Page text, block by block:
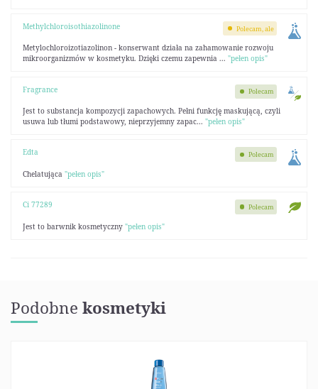
Methylchloroisothiazolinone
Metylochloroizotiazolinon - konserwant działa na zahamowanie rozwoju
mikroorganizmów w kosmetyku. Dzięki czemu zapewnia ... "pełen opis"
Polecam, ale
Fragrance
Jest to substancja kompozycji zapachowych. Pełni funkcję maskującą, czyli
usuwa lub tłumi podstawowy, nieprzyjemny zapac... "pełen opis"
Polecam
Edta
Chelatująca "pełen opis"
Polecam
Ci 77289
Jest to barwnik kosmetyczny "pełen opis"
Polecam
Podobne kosmetyki